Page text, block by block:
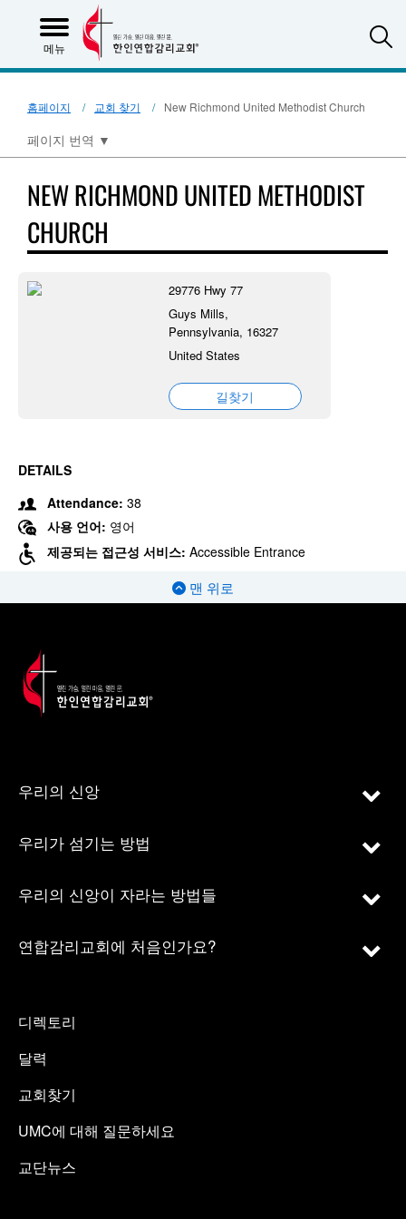
메뉴
홈페이지 교회 찾기 New Richmond United Methodist Church
페이지 번역 ▼
NEW RICHMOND UNITED METHODIST
CHURCH
29776 Hwy 77
Guys Mills,
Pennsylvania, 16327
United States
길찾기
DETAILS
Attendance: 38
사용 언어: 영어
제공되는 접근성 서비스: Accessible Entrance
맨 위로
우리의 신앙
우리가 섬기는 방법
우리의 신앙이 자라는 방법들
연합감리교회에 처음인가요?
디렉토리
달력
교회찾기
UMC에 대해 질문하세요
교단뉴스